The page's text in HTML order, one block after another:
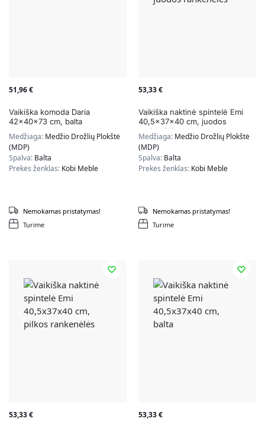
51,96€
Vaikiška komoda Daria
42x40x73 cm, balta
Medžiaga: Medžio Drožlių Plokštė
(MDP)
Spalva: Balta
Prekės ženklas: Kobi Meble
Turime
Nemokamas pristatymas!
53,33€
Vaikiška naktinė spintelė Emi
40,5x37x40 cm, juodos
rankenėlės
Medžiaga: Medžio Drožlių Plokštė
(MDP)
Spalva: Balta
Prekės ženklas: Kobi Meble
Turime
Nemokamas pristatymas!
53,33€ 53,33€